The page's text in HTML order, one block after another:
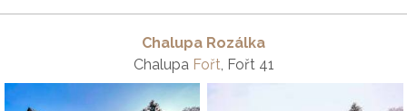
Chalupa Rozálka
Chalupa Fořt, Fořt 41